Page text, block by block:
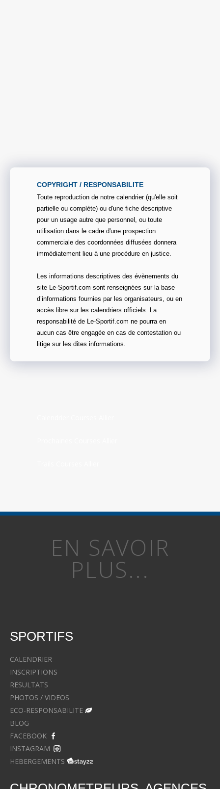
COPYRIGHT / RESPONSABILITE
Toute reproduction de notre calendrier (qu'elle soit
partielle ou complète) ou d'une fiche descriptive
pour un usage autre que personnel, ou toute
utilisation dans le cadre d'une prospection
commerciale des coordonnées diffusées donnera
immédiatement lieu à une procédure en justice.
Les informations descriptives des évènements du
site Le-Sportif.com sont renseignées sur la base
d’informations fournies par les organisateurs, ou en
accès libre sur les calendriers officiels. La
responsabilité de Le-Sportif.com ne pourra en
aucun cas être engagée en cas de contestation ou
litige sur les dites informations.
EN SAVOIR
PLUS...
SPORTIFS
CALENDRIER
INSCRIPTIONS
RESULTATS
PHOTOS / VIDEOS
ECO-RESPONSABILITE
BLOG
FACEBOOK
INSTAGRAM
HEBERGEMENTS